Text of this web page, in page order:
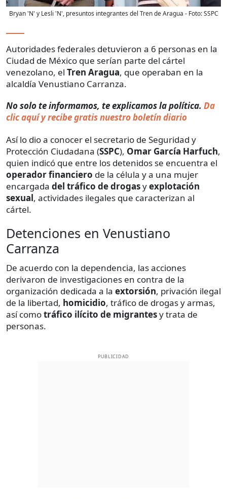
Bryan 'N' y Lesli 'N', presuntos integrantes del Tren de Aragua - Foto:SSPC
Autoridades federales detuvieron a 6 personas en la
Ciudad de México que serían parte del cártel
venezolano, el Tren Aragua, que operaban en la
alcaldía Venustiano Carranza.
No solo te informamos, te explicamos la política. Da
clic aquí y recibe gratis nuestro boletín diario
Así lo dio a conocer el secretario de Seguridad y
Protección Ciudadana (SSPC), Omar García Harfuch,
quien indicó que entre los detenidos se encuentra el
operador financiero de la célula y a una mujer
encargada del tráfico de drogasyexplotación
sexual, actividades ilegales que caracterizan al
cártel.
Detenciones en Venustiano
Carranza
De acuerdo con la dependencia, las acciones
derivaron de investigaciones en contra de la
organización dedicada a la extorsión, privación ilegal
de la libertad, homicidio, tráfico de drogas y armas,
así comotráfico ilícito de migrantesy trata de
personas.
PUBLICIDAD